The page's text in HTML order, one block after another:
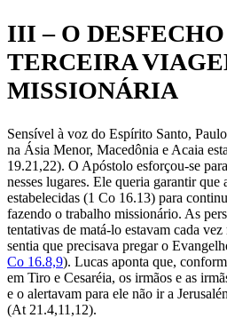
III – O
TERCEIRA
MISSIONÁRIA
Sensível à voz do Espírito Santo,
na Ásia Menor, Macedônia e Acaia
19.21,22). O Apóstolo esforçou-se
nesses lugares. Ele queria garantir que
estabelecidas (1 Co 16.13) para
fazendo o trabalho missionário. As
tentativas de matá-lo estavam cada
sentia que precisava pregar o
Co 16.8,9). Lucas aponta que,
em Tiro e Cesaréia, os irmãos e as
e o alertavam para ele não ir a
(At 21.4,11,12).